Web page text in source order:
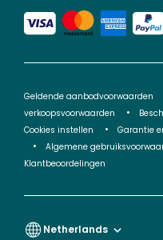
Geldende aanbodvoorwaarden
verkoopsvoorwaarden
Cookies instellen
Garantie
Algemene
Klantbeoordelingen
Netherlands